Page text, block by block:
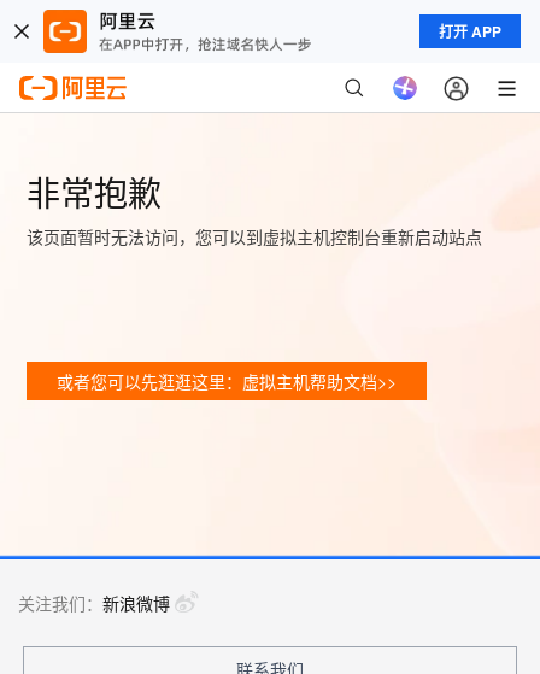
打开 APP
非常抱歉
该页面暂时无法访问，您可以到虚拟主机控制台重新启动站点
或者您可以先逛逛这里：虚拟主机帮助文档>>